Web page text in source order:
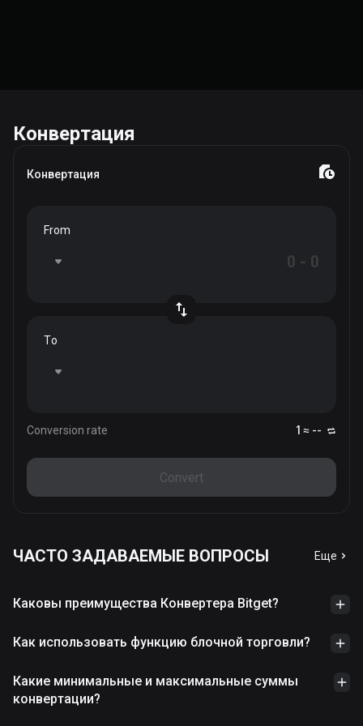
Конвертация
Конвертация
From
To
Conversion rate 1 ≈ --
Convert
ЧАСТО ЗАДАВАЕМЫЕ ВОПРОСЫ Еще
Каковы преимущества Конвертера Bitget?
Как использовать функцию блочной торговли?
Какие минимальные и максимальные суммы
конвертации?